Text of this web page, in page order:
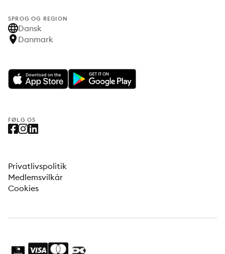
SPROG OG REGION
Dansk
Danmark
FØLG OS
Privatlivspolitik
Medlemsvilkår
Cookies